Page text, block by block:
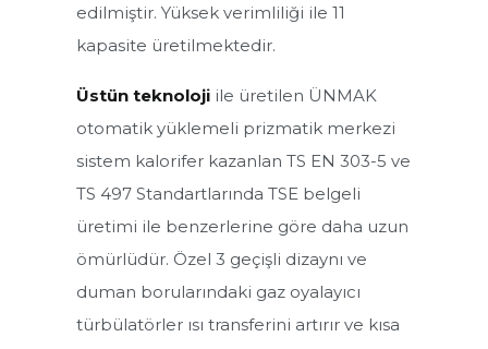
Boylerler
Radyatörler
edilmiştir. Yüksek verimliliği ile 11
kapasite üretilmektedir.
Üstün teknoloji ile üretilen ÜNMAK
otomatik yüklemeli prizmatik merkezi
sistem kalorifer kazanlan TS EN 303-5 ve
TS 497 Standartlarında TSE belgeli
üretimi ile benzerlerine göre daha uzun
ömürlüdür. Özel 3 geçişli dizaynı ve
duman borularındaki gaz oyalayıcı
türbülatörler ısı transferini artırır ve kısa